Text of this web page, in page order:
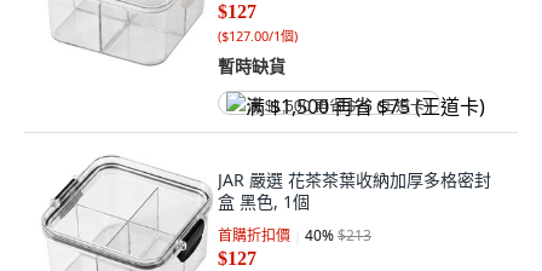
$127
($127.00/1個)
暫時缺貨
满 $1,500 再省 $75 (王道卡)
JAR 嚴選 花茶茶葉收納加厚多格密封
盒 黑色, 1個
首購折扣價 40%$213
$127